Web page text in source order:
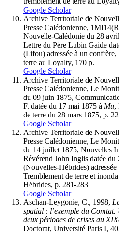
Google Scholar
Archive Territoriale de
Presse Calédonienne,
Nouvelle-Calédonie du 28
Lettre du Père Lubin Gaide
(Lifou) adressée à un
terre au Loyalty, 170 p.
Google Scholar
Archive Territoriale de
Presse Calédonienne, Le
du 09 juin 1875,
F. datée du 17 mai 1875 à Mu,
de terre du 28 mars 1875, p.
Google Scholar
Archive Territoriale de
Presse Calédonienne, Le
du 14 juillet 1875, Nouvelles
Révérend John Inglis datée
(Nouvelles-Hébrides)
Tremblement de terre et
Hébrides, p. 281-283.
Google Scholar
Aschan-Leygonie, C., 1998,
spatial : l’exemple du
deux périodes de crises au
Doctorat, Université Paris I,